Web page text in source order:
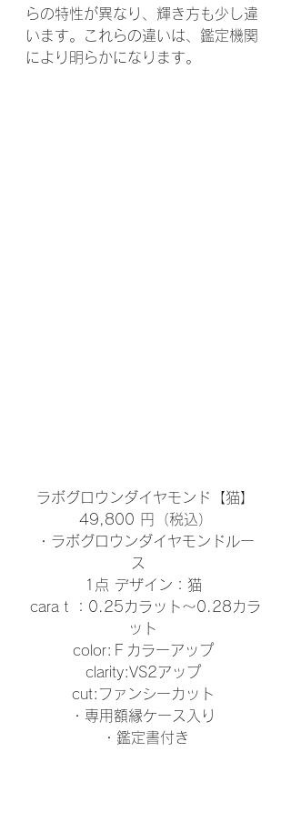
らの特性が異なり、輝き方も少し違
います。これらの違いは、鑑定機関
により明らかになります。
ラボグロウンダイヤモンド【猫】
49,800 円（税込）
・ラボグロウンダイヤモンドルー
ス
1点 デザイン：猫
caraｔ：0.25カラット〜0.28カラ
ット
color:Ｆカラーアップ
clarity:VS2アップ
cut:ファンシーカット
・専用額縁ケース入り
・鑑定書付き